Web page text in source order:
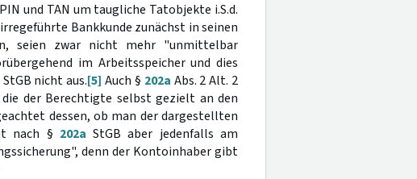
und TAN um taugliche Tatobjekte i.S.d.
Bankkunde zunächst in seinen
seien zwar nicht mehr "unmittelbar
im Arbeitsspeicher und dies
nicht aus.[5] Auch § 202a Abs. 2 Alt. 2
der Berechtigte selbst gezielt an den
dessen, ob man der dargestellten
nach § 202a StGB aber jedenfalls am
denn der Kontoinhaber gibt